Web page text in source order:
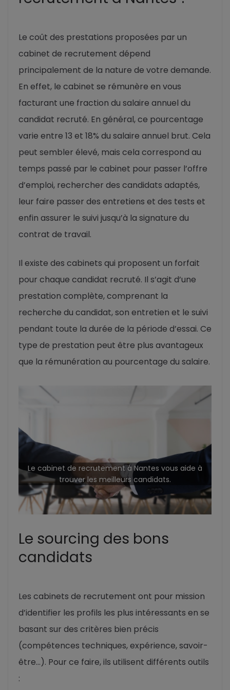
Le coût des prestations proposées par un
cabinet de recrutement dépend
principalement de la nature de votre demande.
En effet, le cabinet se rémunère en vous
facturant une fraction du salaire annuel du
candidat recruté. En général, ce pourcentage
varie entre 13 et 18% du salaire annuel brut. Cela
peut sembler élevé, mais cela correspond au
temps passé par le cabinet pour passer l’offre
d’emploi, rechercher des candidats adaptés,
leur faire passer des entretiens et des tests et
enfin assurer le suivi jusqu’à la signature du
contrat de travail.
Il existe des cabinets qui proposent un forfait
pour chaque candidat recruté. Il s’agit d’une
prestation complète, comprenant la
recherche du candidat, son entretien et le suivi
pendant toute la durée de la période d’essai. Ce
type de prestation peut être plus avantageux
que la rémunération au pourcentage du salaire.
Le cabinet de recrutement à Nantes vous aide à
trouver les meilleurs candidats.
Le sourcing des bons
candidats
Les cabinets de recrutement ont pour mission
d’identifier les profils les plus intéressants en se
basant sur des critères bien précis
(compétences techniques, expérience, savoir-
être…). Pour ce faire, ils utilisent différents outils
: